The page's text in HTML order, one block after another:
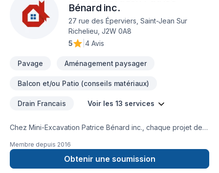
Powerstone is your trusted partner in landscaping and
hardscaping excellence.Bénard inc.
27 rue des Éperviers, Saint-Jean Sur
Richelieu, J2W 0A8
5
4 Avis
Pavage Aménagement paysager
Balcon et/ou Patio (conseils matériaux)
Drain Francais Voir les 13 services
Chez Mini-Excavation Patrice Bénard inc., chaque projet de
Muret, Pavage, Pavé uni, Paysagement, Tourbe, Transport
est l'occasion de démontrer notre engagement envers la
qualité et la satisfaction client à Eastern
Membre depuis 2016
Obtenir une soumission